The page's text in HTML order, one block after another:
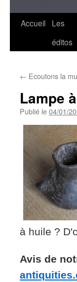
Accueil
Les
éditos
← Ecoutons la
Lampe
Publié le04/01/
à huile ?
Avis de